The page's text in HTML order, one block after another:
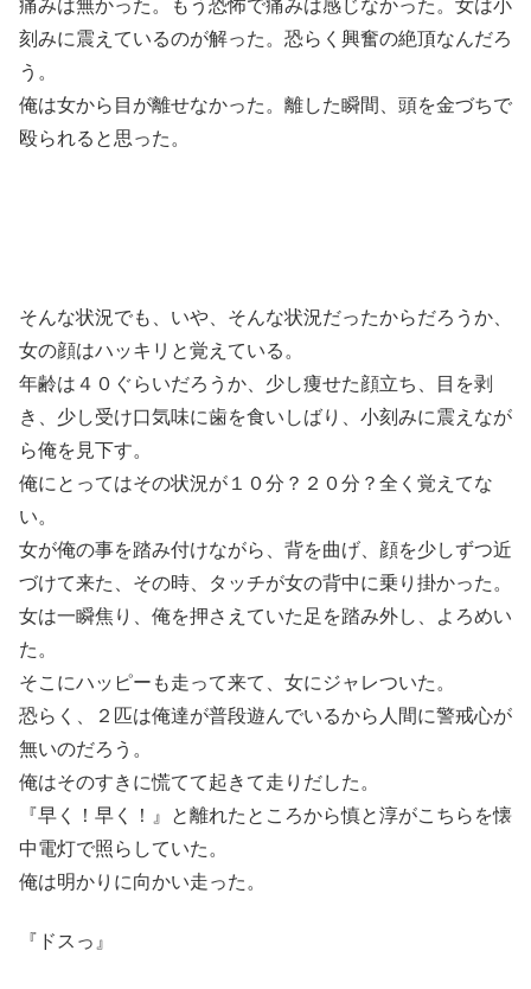
痛みは無かった。もう恐怖で痛みは感じなかった。女は小
刻みに震えているのが解った。恐らく興奮の絶頂なんだろ
う。
俺は女から目が離せなかった。離した瞬間、頭を金づちで
殴られると思った。
そんな状況でも、いや、そんな状況だったからだろうか、
女の顔はハッキリと覚えている。
年齢は４０ぐらいだろうか、少し痩せた顔立ち、目を剥
き、少し受け口気味に歯を食いしばり、小刻みに震えなが
ら俺を見下す。
俺にとってはその状況が１０分？２０分？全く覚えてな
い。
女が俺の事を踏み付けながら、背を曲げ、顔を少しずつ近
づけて来た、その時、タッチが女の背中に乗り掛かった。
女は一瞬焦り、俺を押さえていた足を踏み外し、よろめい
た。
そこにハッピーも走って来て、女にジャレついた。
恐らく、２匹は俺達が普段遊んでいるから人間に警戒心が
無いのだろう。
俺はそのすきに慌てて起きて走りだした。
『早く！早く！』と離れたところから慎と淳がこちらを懐
中電灯で照らしていた。
俺は明かりに向かい走った。
『ドスっ』